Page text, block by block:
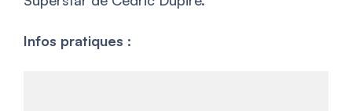
Infos pratiques :